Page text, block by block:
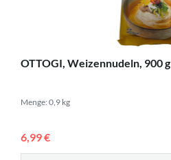
OTTOGI, Weizennudeln, 900 g
Menge: 0,9 kg
6,99 €